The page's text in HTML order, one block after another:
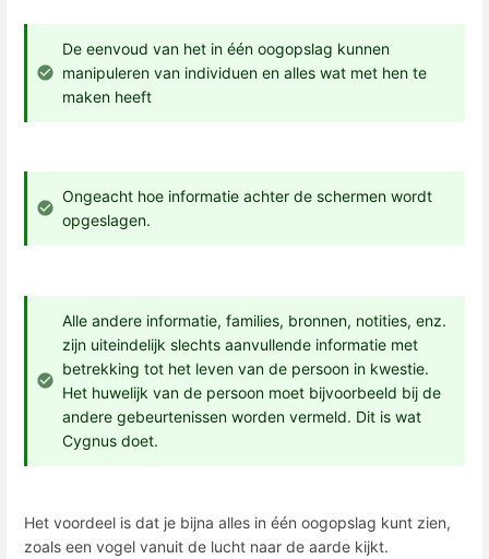
De eenvoud van het in één oogopslag kunnen
manipuleren van individuen en alles wat met hen te
maken heeft
Ongeacht hoe informatie achter de schermen wordt
opgeslagen.
Alle andere informatie, families, bronnen, notities, enz.
zijn uiteindelijk slechts aanvullende informatie met
betrekking tot het leven van de persoon in kwestie.
Het huwelijk van de persoon moet bijvoorbeeld bij de
andere gebeurtenissen worden vermeld. Dit is wat
Cygnus doet.
Het voordeel is dat je bijna alles in één oogopslag kunt zien,
zoals een vogel vanuit de lucht naar de aarde kijkt.